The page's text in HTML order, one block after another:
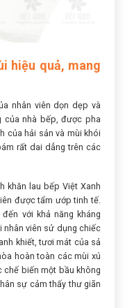
hiệu quả, mang
nhân viên dọn dẹp và
nhà bếp, được pha
của hải sản và mùi khói
rất dai dẳng trên các
khăn lau bếp Việt Xanh
được tẩm ướp tinh tế.
với khả năng kháng
nhân viên sử dụng chiếc
khiết, tươi mát của sả
hoàn toàn các mùi xú
chế biến một bầu không
sự cảm thấy thư giãn